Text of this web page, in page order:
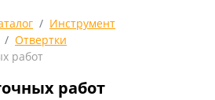
Инструмент
Отвертки
работ
работ